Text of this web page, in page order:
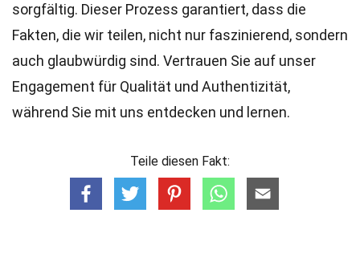
sorgfältig. Dieser Prozess garantiert, dass die
Fakten, die wir teilen, nicht nur faszinierend, sondern
auch glaubwürdig sind. Vertrauen Sie auf unser
Engagement für Qualität und Authentizität,
während Sie mit uns entdecken und lernen.
Teile diesen Fakt: